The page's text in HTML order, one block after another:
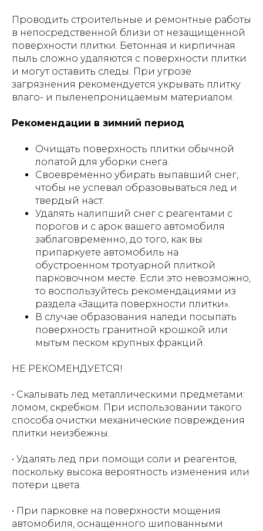
Проводить строительные и ремонтные работы
в непосредственной близи от незащищенной
поверхности плитки. Бетонная и кирпичная
пыль сложно удаляются с поверхности плитки
и могут оставить следы. При угрозе
загрязнения рекомендуется укрывать плитку
влаго- и пыленепроницаемым материалом.
Рекомендации в зимний период
Очищать поверхность плитки обычной
лопатой для уборки снега.
Своевременно убирать выпавший снег,
чтобы не успевал образовываться лед и
твердый наст.
Удалять налипший снег с реагентами с
порогов и с арок вашего автомобиля
заблаговременно, до того, как вы
припаркуете автомобиль на
обустроенном тротуарной плиткой
парковочном месте. Если это невозможно,
то воспользуйтесь рекомендациями из
раздела «Защита поверхности плитки».
В случае образования наледи посыпать
поверхность гранитной крошкой или
мытым песком крупных фракций.
НЕ РЕКОМЕНДУЕТСЯ!
• Скалывать лед металлическими предметами:
ломом, скребком. При использовании такого
способа очистки механические повреждения
плитки неизбежны.
• Удалять лед при помощи соли и реагентов,
поскольку высока вероятность изменения или
потери цвета.
• При парковке на поверхности мощения
автомобиля, оснащенного шипованными